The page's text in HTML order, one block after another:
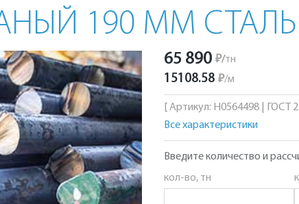
190 ММ СТАЛЬ
65 890 ₽/тн
15108.58 ₽/м
[ Артикул: Н0564498 | ГОСТ
Все характеристики
Введите количество и
кол-во, тн